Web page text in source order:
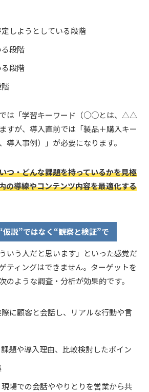
しようとしている段階
段階
段階
では「学習キーワード（○○とは、△△
すが、導入直前では「製品＋購入キー
導入事例）」が必要になります。
つ・どんな課題を持っているかを見極
の導線やコンテンツ内容を最適化する
仮説”ではなく“観察と検証”で
いう人だと思います」といった感覚だ
ティングはできません。ターゲットを
のような調査・分析が効果的です。
際に顧客と会話し、リアルな行動や言
題や導入理由、比較検討したポイン
場での会話ややりとりを営業から共